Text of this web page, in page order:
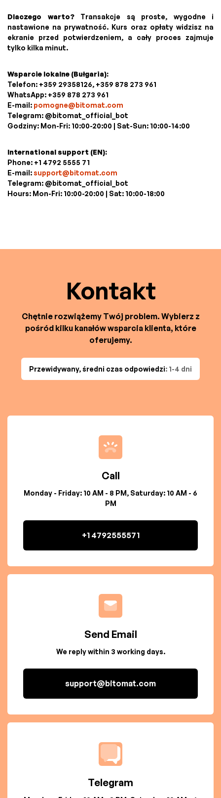
Dlaczego warto?Transakcje są proste, wygodne i
nastawione na prywatność. Kurs oraz opłaty widzisz na
ekranie przed potwierdzeniem, a cały proces zajmuje
tylko kilka minut.
Wsparcie lokalne (Bułgaria):
Telefon: +359 29358126, +359 878 273 961
WhatsApp: +359 878 273 961
E-mail: pomogne@bitomat.com
Telegram: @bitomat_official_bot
Godziny: Mon-Fri: 10:00-20:00 | Sat-Sun: 10:00-14:00
International support (EN):
Phone: +1 4792 5555 71
E-mail:support@bitomat.com
Telegram: @bitomat_official_bot
Hours: Mon-Fri: 10:00-20:00 | Sat: 10:00-18:00
Kontakt
Chętnie rozwiążemy Twój problem. Wybierz z
pośród kilku kanałów wsparcia klienta, które
oferujemy.
Przewidywany, średni czas odpowiedzi: 1-4 dni
Call
Monday - Friday: 10 AM - 8 PM, Saturday: 10 AM - 6
PM
+1 4792555571
Send Email
We reply within 3 working days.
support@bitomat.com
Telegram